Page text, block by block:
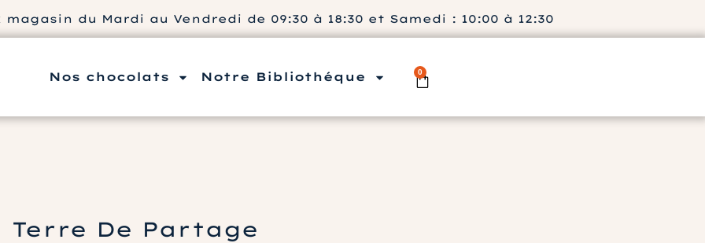
du Mardi au Vendredi de 09:30 à 18:30 et Samedi : 10:00 à 12:30
Nos chocolats Notre Bibliothéque 0
Terre De Partage